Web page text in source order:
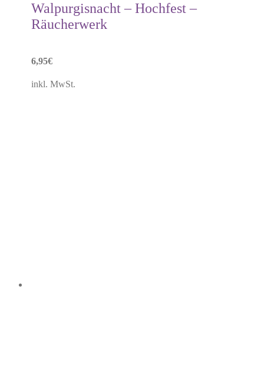
Walpurgisnacht – Hochfest –
Räucherwerk
6,95€
inkl. MwSt.